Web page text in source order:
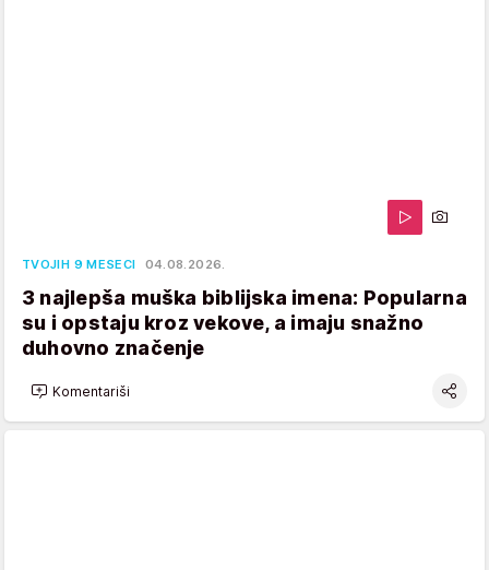
TVOJIH 9 MESECI 04.08.2026.
3 najlepša muška biblijska imena: Popularna
su i opstaju kroz vekove, a imaju snažno
duhovno značenje
Komentariši